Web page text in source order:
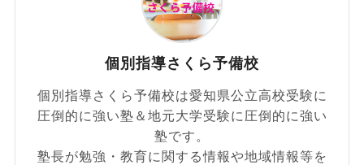
個別指導さくら予備校
個別指導さくら予備校は愛知県公立高校受験に
圧倒的に強い塾＆地元大学受験に圧倒的に強い
塾です。
塾長が勉強・教育に関する情報や地域情報等を